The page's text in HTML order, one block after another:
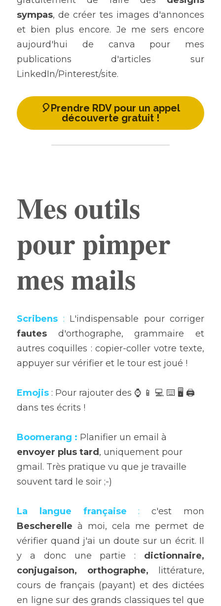
sympas, de créer tes images d'annonces
et bien plus encore. Je me sers encore
aujourd'hui de canva pour mes
publications d'articles sur
LinkedIn/Pinterest/site.
🎈Prendre RDV pour un appel
découverte gratuit !
Mes outils
pour pimper
mes mails
Scribens :
fautes d'orthographe, grammaire et
autres coquilles : copier-coller votre texte,
appuyer sur vérifier et le tour est joué !
Emojis : Pour rajouter des ⌚️ 📱 💻 ⌨️ 🖥 🖨
dans tes écrits !
Boomerang :
envoyer plus tard , uniquement pour
gmail. Très pratique vu que je travaille
souvent tard le soir ;-)
La langue française :
Bescherelle à moi, cela me permet de
vérifier quand j'ai un doute sur un écrit. Il
y a donc une partie : dictionnaire,
conjugaison, orthographe,
littérature,
cours de français (payant) et des dictées
en ligne sur des grands classiques tel que